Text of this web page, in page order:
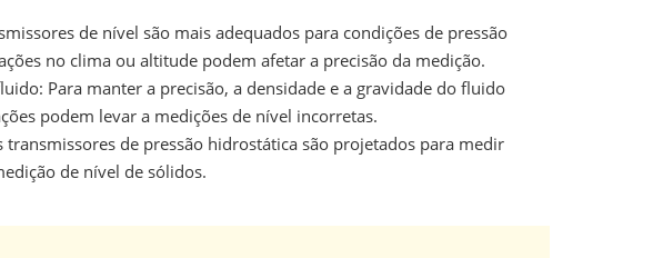
de nível são mais adequados para condições de pressão
no clima ou altitude podem afetar a precisão da medição.
Para manter a precisão, a densidade e a gravidade do fluido
podem levar a medições de nível incorretas.
de pressão hidrostática são projetados para medir
de nível de sólidos.